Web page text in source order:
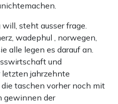
will, steht ausser frage.
wadephul , norwegen,
alle legen es darauf an.
und
jahrzehnte
taschen vorher noch mit
gewinnen der